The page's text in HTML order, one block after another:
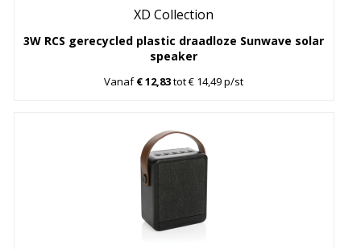
XD Collection
3W RCS gerecycled plastic draadloze Sunwave solar
speaker
Vanaf€ 12,83tot € 14,49 p/st